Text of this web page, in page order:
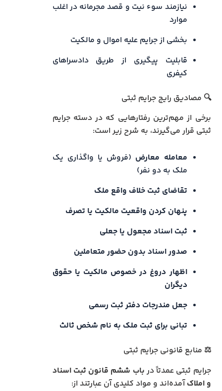
نیازمند سوء نیت و قصد مجرمانه در اغلب
موارد
بخشی از جرایم علیه اموال و مالکیت
قابلیت پیگیری از طریق دادسراهای
کیفری
🔍 مصادیق رایج جرایم ثبتی
برخی از مهم‌ترین رفتارهایی که در دسته جرایم
ثبتی قرار می‌گیرند، به شرح زیر است:
معامله معارض (فروش یا واگذاری یک
ملک به دو نفر)
تقاضای ثبت خلاف واقع ملک
پنهان کردن واقعیت مالکیت یا تصرف
ثبت اسناد مجعول یا جعلی
صدور اسناد بدون حضور متعاملین
اظهار دروغ در خصوص مالکیت یا حقوق
دیگران
جعل مندرجات دفتر ثبت رسمی
تبانی برای ثبت ملک به نام شخص ثالث
⚖️ منابع قانونی جرایم ثبتی
جرایم ثبتی عمدتاً در باب ششم قانون ثبت اسناد
و املاکآمده‌اند و مواد کلیدی آن عبارتند از: